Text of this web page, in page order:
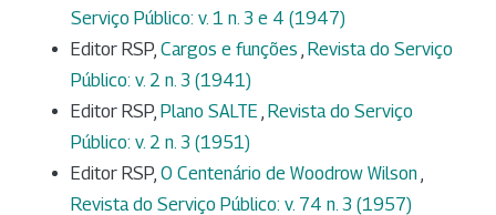
Serviço Público: v. 1 n. 3 e 4 (1947)
Editor RSP, Cargos e funções , Revista do Serviço
Público: v. 2 n. 3 (1941)
Editor RSP, Plano SALTE , Revista do Serviço
Público: v. 2 n. 3 (1951)
Editor RSP, O Centenário de Woodrow Wilson ,
Revista do Serviço Público: v. 74 n. 3 (1957)